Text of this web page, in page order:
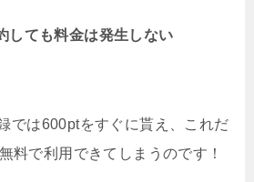
しても料金は発生しない
では600ptをすぐに貰え、これだ
料で利用できてしまうのです！